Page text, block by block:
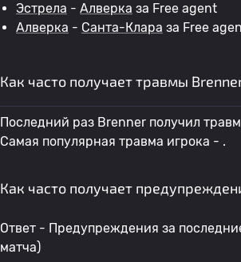
Эстрела - Алверка за Free agent
Алверка - Санта-Клара за Free
Как часто получает травмы
Последний раз Brenner получил
Самая популярная травма игрока - .
Как часто получает
Ответ - Предупреждения за
матча)